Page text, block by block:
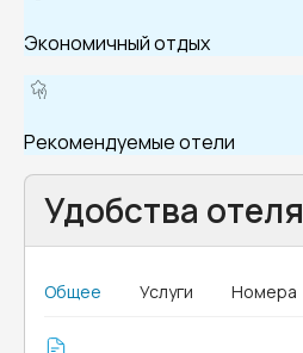
Экономичный отдых
Рекомендуемые отели
Удобства отеля
Общее Услуги Номера